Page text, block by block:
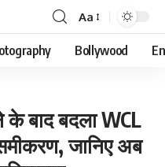
Font
Resizer
Aa
Bollywood
के बाद बदला WCL
जानिए अब